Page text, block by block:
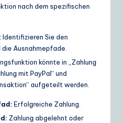
nach dem spezifischen
Identifizieren Sie den
Ausnahmepfade.
könnte in „Zahlung
mit PayPal“ und
aufgeteilt werden.
Erfolgreiche Zahlung.
Zahlung abgelehnt oder